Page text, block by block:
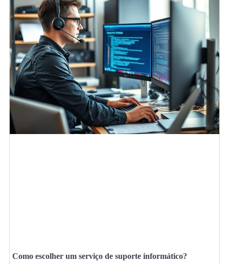
Como escolher um serviço de suporte informático?